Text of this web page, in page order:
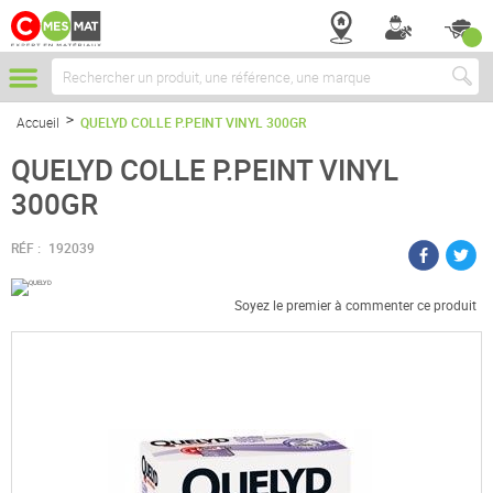
Chercher
Accueil QUELYD COLLE P.PEINT VINYL 300GR
QUELYD COLLE P.PEINT VINYL
300GR
RÉF : 192039
Soyez le premier à commenter ce produit
Passer